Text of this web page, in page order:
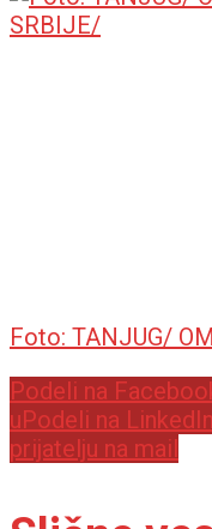
Foto: TANJUG/
Podeli na
uPodeli na
prijatelju na mail